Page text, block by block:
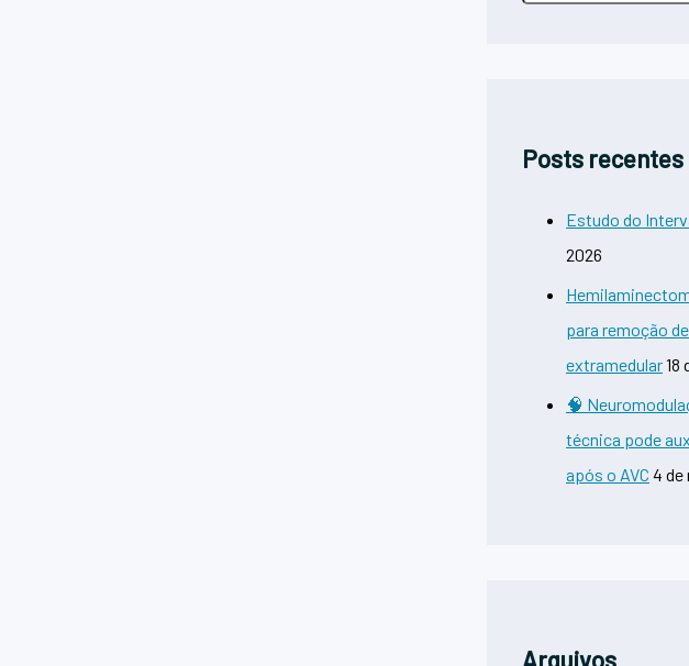
Posts recentes
Estudo do
2026
para remoção
extramedular18
🧠
técnica pode
após o AVC 4 de
Arquivos